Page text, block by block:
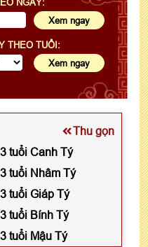
THEO TUỔI:
Thu gọn
tuổi Canh Tý
tuổi Nhâm Tý
tuổi Giáp Tý
tuổi Bính Tý
tuổi Mậu Tý